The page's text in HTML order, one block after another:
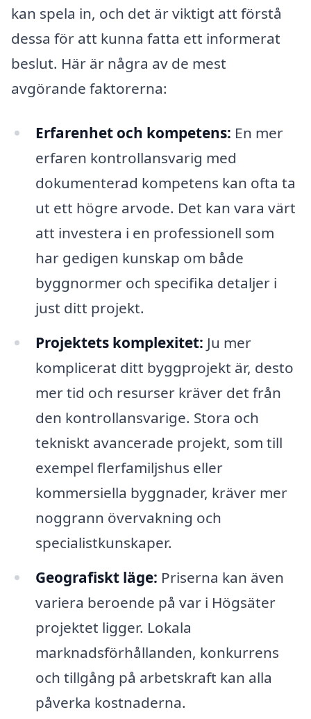
kan spela in, och det är viktigt att förstå
dessa för att kunna fatta ett informerat
beslut. Här är några av de mest
avgörande faktorerna:
Erfarenhet och kompetens: En mer
erfaren kontrollansvarig med
dokumenterad kompetens kan ofta ta
ut ett högre arvode. Det kan vara värt
att investera i en professionell som
har gedigen kunskap om både
byggnormer och specifika detaljer i
just ditt projekt.
Projektets komplexitet: Ju mer
komplicerat ditt byggprojekt är, desto
mer tid och resurser kräver det från
den kontrollansvarige. Stora och
tekniskt avancerade projekt, som till
exempel flerfamiljshus eller
kommersiella byggnader, kräver mer
noggrann övervakning och
specialistkunskaper.
Geografiskt läge: Priserna kan även
variera beroende på var i Högsäter
projektet ligger. Lokala
marknadsförhållanden, konkurrens
och tillgång på arbetskraft kan alla
påverka kostnaderna.